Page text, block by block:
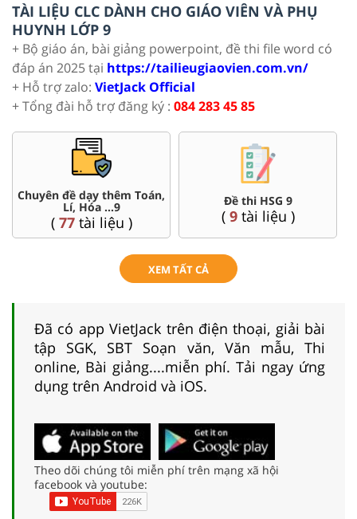
TÀI LIỆU CLC DÀNH CHO GIÁO VIÊN VÀ PHỤ
HUYNH LỚP 9
+ Bộ giáo án, bài giảng powerpoint, đề thi file word có
đáp án 2025 tại https://tailieugiaovien.com.vn/
+ Hỗ trợ zalo: VietJack Official
+ Tổng đài hỗ trợ đăng ký : 084 283 45 85
Chuyên đề dạy thêm Toán,
Lí, Hóa ...9
( 77tài liệu )
Đề thi HSG 9
( 9tài liệu )
XEM TẤT CẢ
Đã có app VietJack trên điện thoại, giải bài
tập SGK, SBT Soạn văn, Văn mẫu, Thi
online, Bài giảng....miễn phí. Tải ngay ứng
dụng trên Android và iOS.
Theo dõi chúng tôi miễn phí trên mạng xã hội
facebook và youtube: